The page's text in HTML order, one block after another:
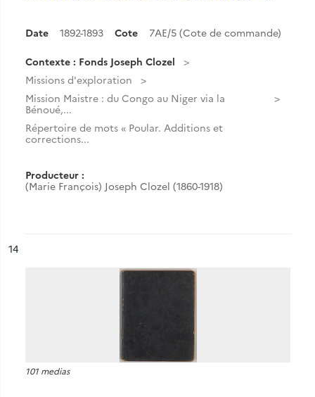
Date 1892-1893 Cote 7AE/5 (Cote de commande)
Contexte : Fonds Joseph Clozel
Missions d'exploration
Mission Maistre : du Congo au Niger via la
Bénoué,...
Répertoire de mots « Poular. Additions et
corrections...
Producteur :
(Marie François) Joseph Clozel (1860-1918)
n°
14
101 medias